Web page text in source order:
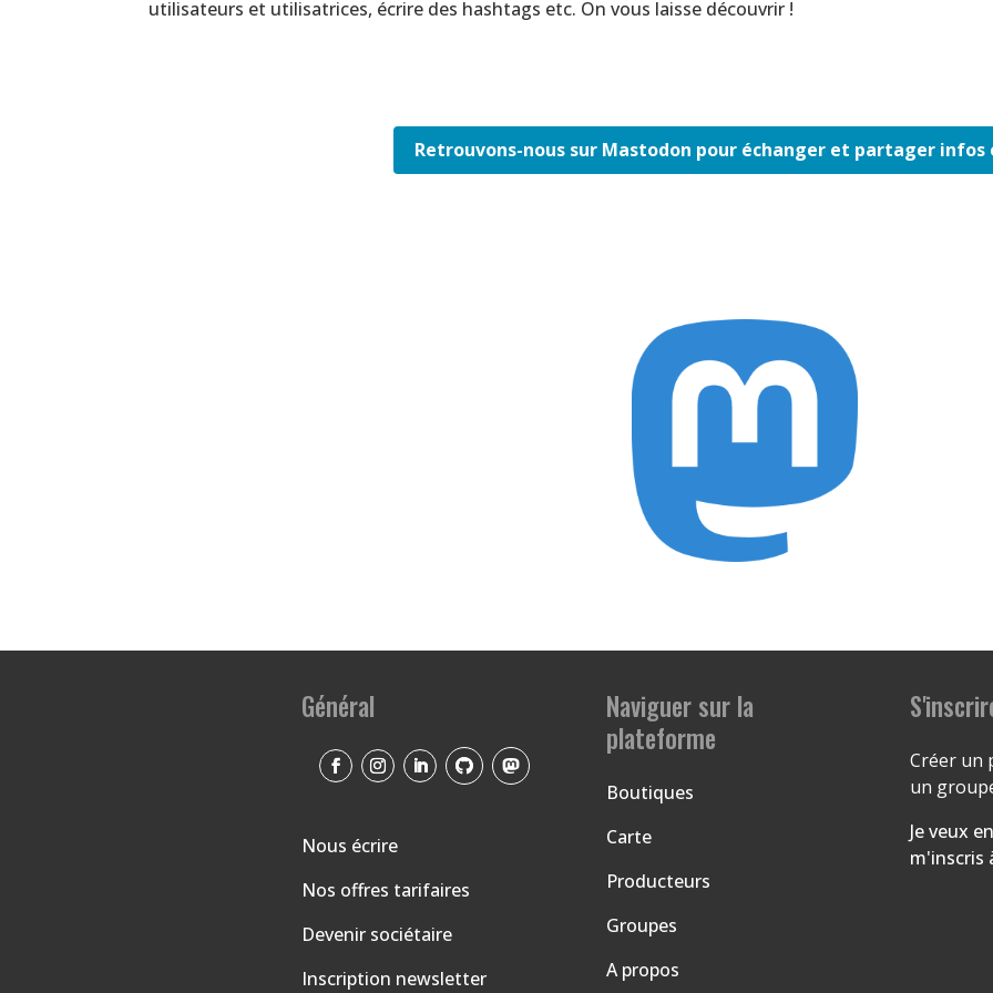
utilisateurs et utilisatrices, écrire des hashtags etc. On vous laisse découvrir !
Retrouvons-nous sur Mastodon pour échanger et partager infos
Général
Nous écrire
Nos offres tarifaires
Devenir sociétaire
Inscription newsletter
Naviguer sur la
plateforme
Boutiques
Carte
Producteurs
Groupes
A propos
Créer un
un
Je veux
m'inscris